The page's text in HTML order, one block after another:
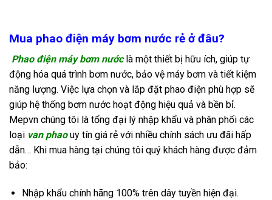
Mua phao điện máy bơm nước rẻ ở đâu?
Phao điện máy bơm nướclà một thiết bị hữu ích, giúp tự
động hóa quá trình bơm nước, bảo vệ máy bơm và tiết kiệm
năng lượng. Việc lựa chọn và lắp đặt phao điện phù hợp sẽ
giúp hệ thống bơm nước hoạt động hiệu quả và bền bỉ.
Mepvn chúng tôi là tổng đại lý nhập khẩu và phân phối các
loại van phaouy tín giá rẻ với nhiều chính sách ưu đãi hấp
dẫn… Khi mua hàng tại chúng tôi quý khách hàng được đảm
bảo:
Nhập khẩu chính hãng 100% trên dây tuyền hiện đại.